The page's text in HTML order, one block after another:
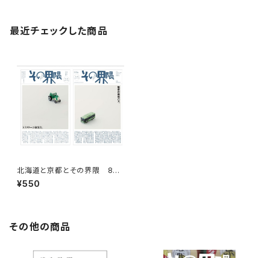
最近チェックした商品
北海道と京都とその界隈 8号
（リトルプレス）
¥550
その他の商品